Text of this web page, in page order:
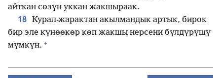
айткан сөзүн уккан жакшыраак.
18 Курал-жарактан акылмандык артык, бирок
бир эле күнөөкөр көп жакшы нерсени бүлдүрүшү
мүмкүн. +